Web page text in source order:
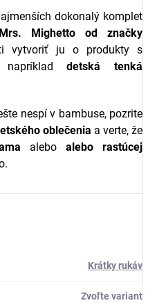
dokonalý komplet
Mrs. Mighettood značky
vytvoriť ju o produkty s
napríkladdetská tenká
nespí v bambuse, pozrite
oblečenia a verte, že
alebo
alebo rastúcej
Krátky rukáv
Zvoľte variant